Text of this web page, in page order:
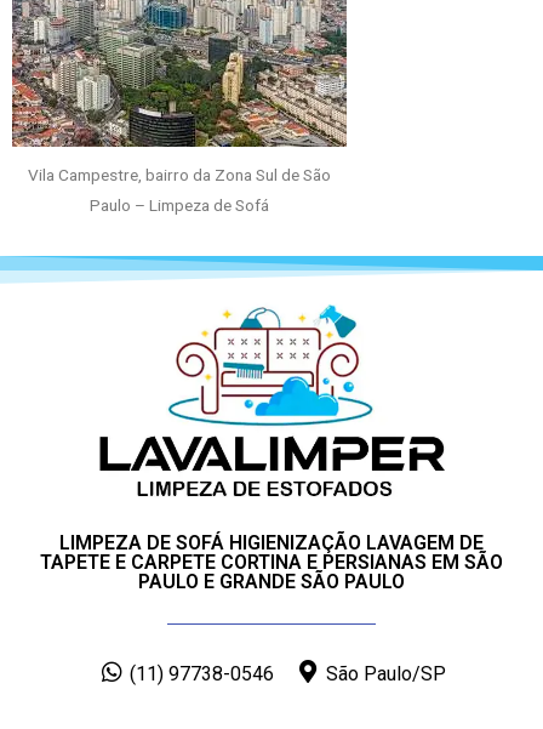
Vila Campestre, bairro da Zona Sul de São
Paulo – Limpeza de Sofá
LIMPEZA DE SOFÁ HIGIENIZAÇÃO LAVAGEM DE
TAPETE E CARPETE CORTINA E PERSIANAS EM SÃO
PAULO E GRANDE SÃO PAULO
(11) 97738-0546 São Paulo/SP